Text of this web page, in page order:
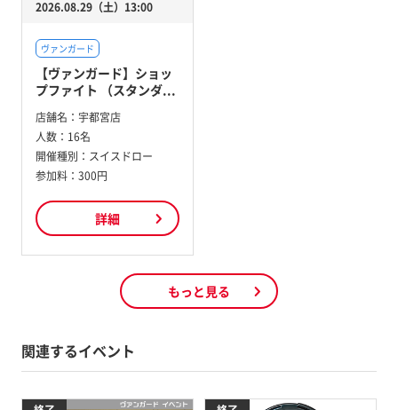
2026.08.29（土）13:00
ヴァンガード
【ヴァンガード】ショッ
プファイト （スタンダ...
店舗名： 宇都宮店
人数： 16名
開催種別： スイスドロー
参加料： 300円
詳細
もっと見る
関連するイベント